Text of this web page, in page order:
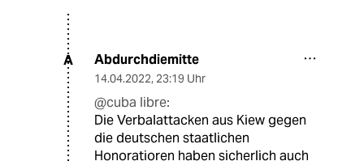
A Abdurchdiemitte
14.04.2022, 23:19 Uhr
@cuba libre:
Die Verbalattacken aus Kiew gegen
die deutschen staatlichen
Honoratioren haben sicherlich auch